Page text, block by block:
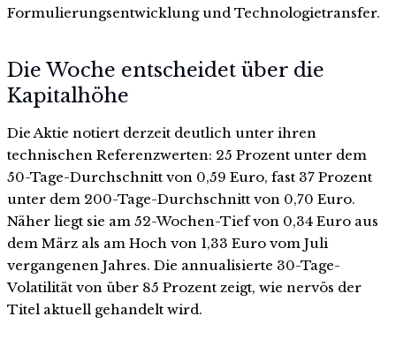
Formulierungsentwicklung und Technologietransfer.
Die Woche entscheidet über die
Kapitalhöhe
Die Aktie notiert derzeit deutlich unter ihren
technischen Referenzwerten: 25 Prozent unter dem
50-Tage-Durchschnitt von 0,59 Euro, fast 37 Prozent
unter dem 200-Tage-Durchschnitt von 0,70 Euro.
Näher liegt sie am 52-Wochen-Tief von 0,34 Euro aus
dem März als am Hoch von 1,33 Euro vom Juli
vergangenen Jahres. Die annualisierte 30-Tage-
Volatilität von über 85 Prozent zeigt, wie nervös der
Titel aktuell gehandelt wird.